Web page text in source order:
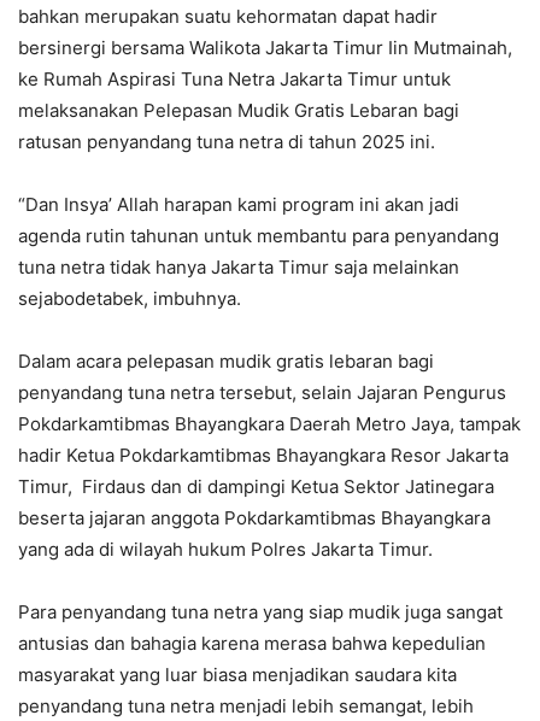
bahkan merupakan suatu kehormatan dapat hadir
bersinergi bersama Walikota Jakarta Timur Iin Mutmainah,
ke Rumah Aspirasi Tuna Netra Jakarta Timur untuk
melaksanakan Pelepasan Mudik Gratis Lebaran bagi
ratusan penyandang tuna netra di tahun 2025 ini.
“Dan Insya’ Allah harapan kami program ini akan jadi
agenda rutin tahunan untuk membantu para penyandang
tuna netra tidak hanya Jakarta Timur saja melainkan
sejabodetabek, imbuhnya.
Dalam acara pelepasan mudik gratis lebaran bagi
penyandang tuna netra tersebut, selain Jajaran Pengurus
Pokdarkamtibmas Bhayangkara Daerah Metro Jaya, tampak
hadir Ketua Pokdarkamtibmas Bhayangkara Resor Jakarta
Timur, Firdaus dan di dampingi Ketua Sektor Jatinegara
beserta jajaran anggota Pokdarkamtibmas Bhayangkara
yang ada di wilayah hukum Polres Jakarta Timur.
Para penyandang tuna netra yang siap mudik juga sangat
antusias dan bahagia karena merasa bahwa kepedulian
masyarakat yang luar biasa menjadikan saudara kita
penyandang tuna netra menjadi lebih semangat, lebih